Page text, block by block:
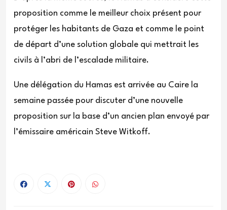
proposition comme le meilleur choix présent pour
protéger les habitants de Gaza et comme le point
de départ d’une solution globale qui mettrait les
civils à l’abri de l’escalade militaire.
Une délégation du Hamas est arrivée au Caire la
semaine passée pour discuter d’une nouvelle
proposition sur la base d’un ancien plan envoyé par
l’émissaire américain Steve Witkoff.